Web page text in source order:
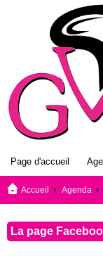
Page d'accueil
Accueil Agenda
La page